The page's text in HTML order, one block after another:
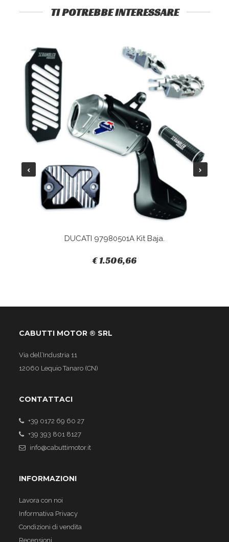
TI POTREBBE INTERESSARE
DUCATI 97980501A Kit Baja.
€ 1.506,66
CABUTTI MOTOR ® SRL
Via dell’Industria 11
12060 Lequio Tanaro (CN)
CONTATTACI
+39 0172 69 60 27
+39 393 801 8127
info@cabuttimotor.it
INFORMAZIONI
Lavora con noi
Informativa Privacy
Condizioni di vendita
Recensioni